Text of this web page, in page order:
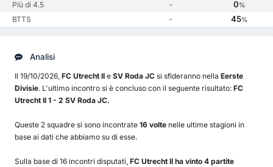
Più di 4.5 - 0%
BTTS - 45%
Analisi
Il 19/10/2026, FC Utrecht II e SV Roda JC si sfideranno nella Eerste
Divisie. L'ultimo incontro si è concluso con il seguente risultato: FC
Utrecht II 1 - 2 SV Roda JC.
Queste 2 squadre si sono incontrate 16 volte nelle ultime stagioni in
base ai dati che abbiamo su di esse.
Sulla base di 16 incontri disputati, FC Utrecht II ha vinto 4 partite